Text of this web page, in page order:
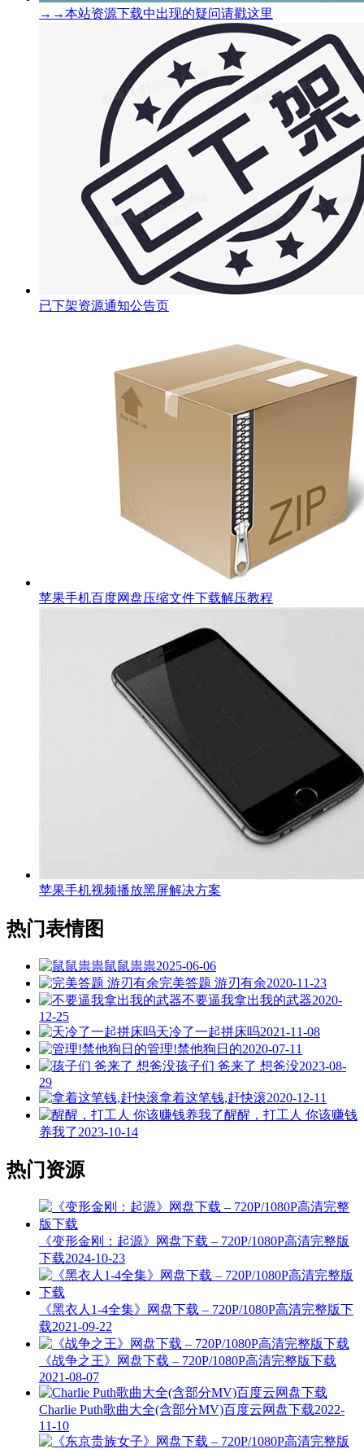
→→本站资源下载中出现的疑问请戳这里
已下架资源通知公告页
苹果手机百度网盘压缩文件下载解压教程
苹果手机视频播放黑屏解决方案
热门表情图
鼠鼠祟祟2025-06-06
完美答题 游刃有余2020-11-23
不要逼我拿出我的武器2020-
12-25
天冷了一起拼床吗2021-11-08
管理!禁他狗日的2020-07-11
孩子们 爸来了 想爸没2023-08-
29
拿着这笔钱,赶快滚2020-12-11
醒醒，打工人 你该赚钱
养我了2023-10-14
热门资源
《变形金刚：起源》网盘下载 – 720P/1080P高清完整版
下载2024-10-23
《黑衣人1-4全集》网盘下载 – 720P/1080P高清完整版下
载2021-09-22
《战争之王》网盘下载 – 720P/1080P高清完整版下载
2021-08-07
Charlie Puth歌曲大全(含部分MV)百度云网盘下载2022-
11-10